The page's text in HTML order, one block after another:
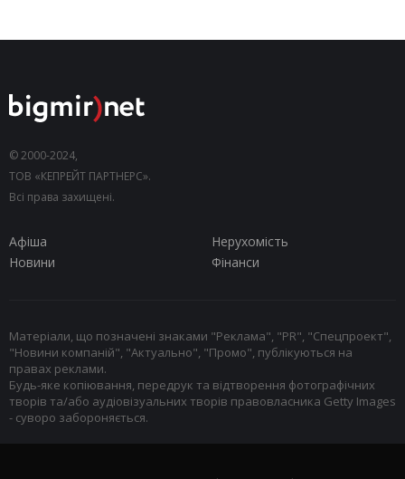
© 2000-2024,
ТОВ «КЕПРЕЙТ ПАРТНЕРС».
Всі права захищені.
Афіша
Нерухомість
Новини
Фінанси
Матеріали, що позначені знаками "Реклама", "PR", "Спецпроект",
"Новини компаній", "Актуально", "Промо", публікуються на
правах реклами.
Будь-яке копіювання, передрук та відтворення фотографічних
творів та/або аудіовізуальних творів правовласника Getty Images
- суворо забороняється.